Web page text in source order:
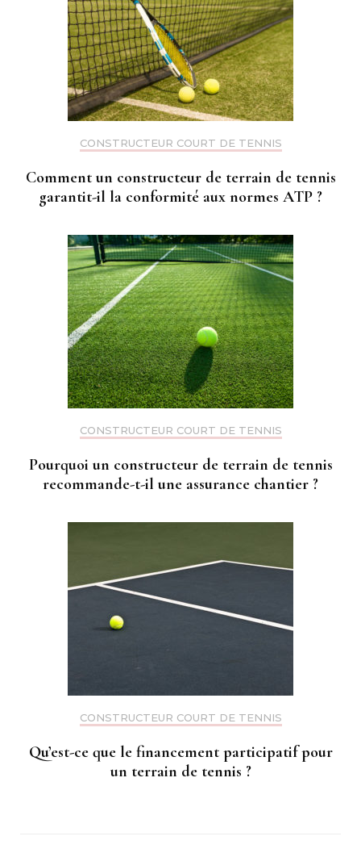
CONSTRUCTEUR COURT DE TENNIS
Comment un constructeur de terrain de tennis
garantit-il la conformité aux normes ATP ?
CONSTRUCTEUR COURT DE TENNIS
Pourquoi un constructeur de terrain de tennis
recommande-t-il une assurance chantier ?
CONSTRUCTEUR COURT DE TENNIS
Qu’est-ce que le financement participatif pour
un terrain de tennis ?